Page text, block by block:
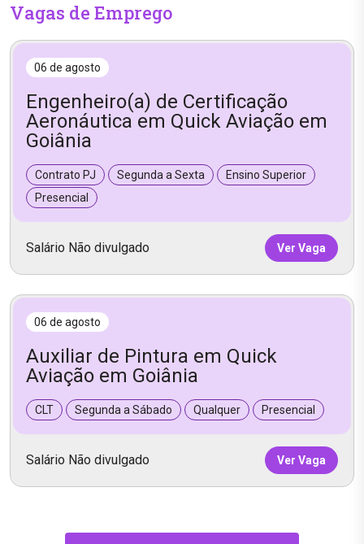
Vagas de Emprego
06 de agosto
Engenheiro(a) de Certificação
Aeronáutica em Quick Aviação em
Goiânia
Contrato PJ Segunda a Sexta
Ensino Superior
Presencial
Salário Não divulgado Ver Vaga
06 de agosto
Auxiliar de Pintura em Quick
Aviação em Goiânia
CLT Segunda a Sábado Qualquer Presencial
Salário Não divulgado Ver Vaga